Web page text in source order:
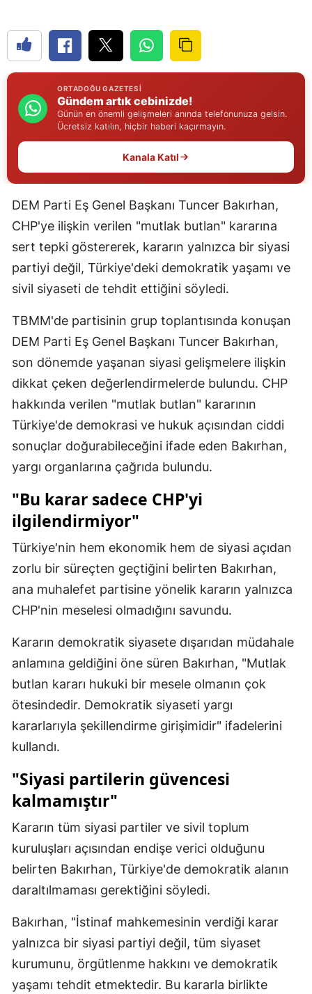
Diyarbakır
Edirne
Elazığ
Erzincan
Erzurum
Gaziantep
Giresun
Gümüşhane
Hatay
Isparta
Mersin
İstanbul
İzmir
Kars
Kastamonu
Kırklareli
Kırşehir
Kocaeli
Konya
Malatya
Manisa
Mardin
Muş
Nevşehir
Ordu
Rize
Sakarya
ORTADOĞU GAZETESI
Gündem artık cebinizde!
Günün en önemli gelişmeleri anında telefonunuza gelsin.
Ücretsiz katılın, hiçbir haberi kaçırmayın.
Kanala Katıl
DEM Parti Eş Genel Başkanı Tuncer Bakırhan,
CHP'ye ilişkin verilen "mutlak butlan" kararına
sert tepki göstererek, kararın yalnızca bir siyasi
partiyi değil, Türkiye'deki demokratik yaşamı ve
sivil siyaseti de tehdit ettiğini söyledi.
TBMM'de partisinin grup toplantısında konuşan
DEM Parti Eş Genel Başkanı Tuncer Bakırhan,
son dönemde yaşanan siyasi gelişmelere ilişkin
dikkat çeken değerlendirmelerde bulundu. CHP
hakkında verilen "mutlak butlan" kararının
Türkiye'de demokrasi ve hukuk açısından ciddi
sonuçlar doğurabileceğini ifade eden Bakırhan,
yargı organlarına çağrıda bulundu.
"Bu karar sadece CHP'yi
ilgilendirmiyor"
Türkiye'nin hem ekonomik hem de siyasi açıdan
zorlu bir süreçten geçtiğini belirten Bakırhan,
ana muhalefet partisine yönelik kararın yalnızca
CHP'nin meselesi olmadığını savundu.
Kararın demokratik siyasete dışarıdan müdahale
anlamına geldiğini öne süren Bakırhan, "Mutlak
butlan kararı hukuki bir mesele olmanın çok
ötesindedir. Demokratik siyaseti yargı
kararlarıyla şekillendirme girişimidir" ifadelerini
kullandı.
"Siyasi partilerin güvencesi
kalmamıştır"
Kararın tüm siyasi partiler ve sivil toplum
kuruluşları açısından endişe verici olduğunu
belirten Bakırhan, Türkiye'de demokratik alanın
daraltılmaması gerektiğini söyledi.
Bakırhan, "İstinaf mahkemesinin verdiği karar
yalnızca bir siyasi partiyi değil, tüm siyaset
kurumunu, örgütlenme hakkını ve demokratik
yaşamı tehdit etmektedir. Bu kararla birlikte